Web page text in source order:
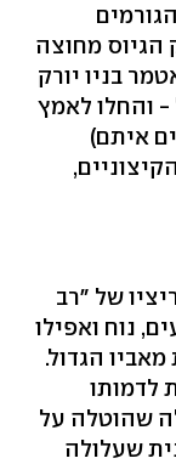
הגיוס מחוצה
בניו יורק
- והחלו לאמץ
איתם)
של "רב
נוח ואפילו
הגדול.
לדמותו
שהוטלה על
שעלולה